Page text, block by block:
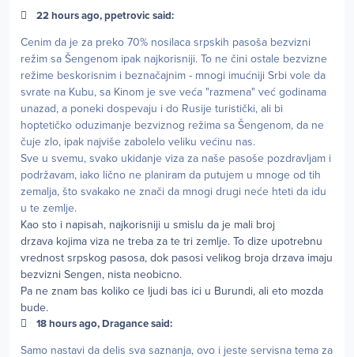
22 hours ago, ppetrovic said:
Cenim da je za preko 70% nosilaca srpskih pasoša bezvizni
režim sa Šengenom ipak najkorisniji. To ne čini ostale bezvizne
režime beskorisnim i beznačajnim - mnogi imućniji Srbi vole da
svrate na Kubu, sa Kinom je sve veća "razmena" već godinama
unazad, a poneki dospevaju i do Rusije turistički, ali bi
hoptetičko oduzimanje bezviznog režima sa Šengenom, da ne
čuje zlo, ipak najviše zabolelo veliku većinu nas.
Sve u svemu, svako ukidanje viza za naše pasoše pozdravljam i
podržavam, iako lično ne planiram da putujem u mnoge od tih
zemalja, što svakako ne znači da mnogi drugi neće hteti da idu
u te zemlje.
Kao sto i napisah, najkorisniji u smislu da je mali broj
drzava kojima viza ne treba za te tri zemlje. To dize upotrebnu
vrednost srpskog pasosa, dok pasosi velikog broja drzava imaju
bezvizni Sengen, nista neobicno.
Pa ne znam bas koliko ce ljudi bas ici u Burundi, ali eto mozda
bude.
18 hours ago, Dragance said:
Samo nastavi da delis sva saznanja, ovo i jeste servisna tema za